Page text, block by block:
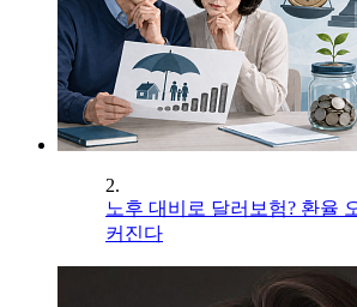
2.
노후 대비로 달러보험? 환율
커진다